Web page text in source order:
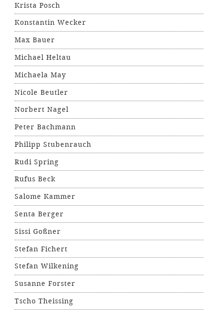
Krista Posch
Konstantin Wecker
Max Bauer
Michael Heltau
Michaela May
Nicole Beutler
Norbert Nagel
Peter Bachmann
Philipp Stubenrauch
Rudi Spring
Rufus Beck
Salome Kammer
Senta Berger
Sissi Goßner
Stefan Fichert
Stefan Wilkening
Susanne Forster
Tscho Theissing